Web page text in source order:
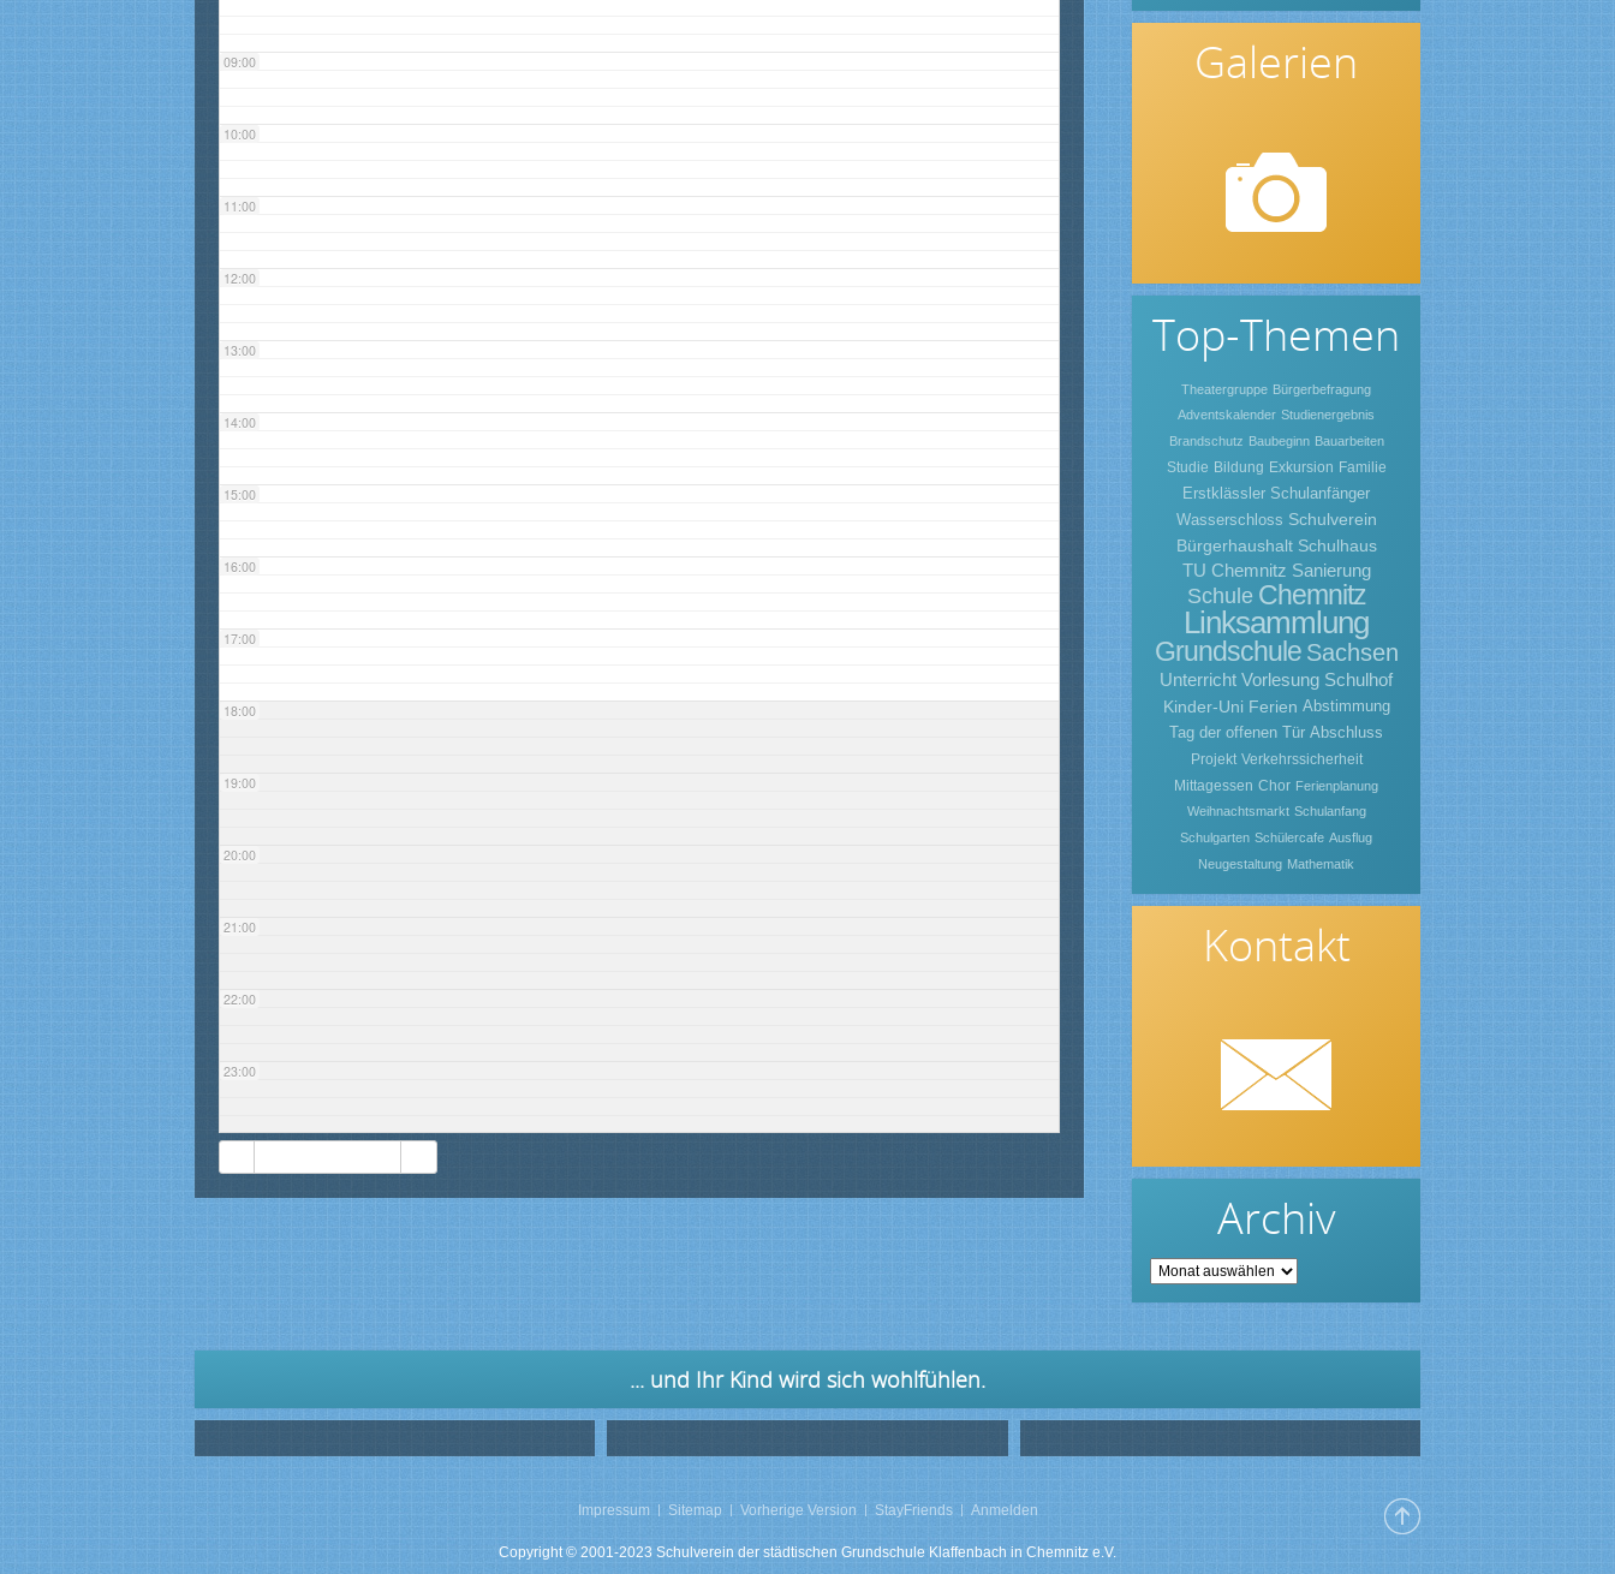
09:00
10:00
11:00
12:00
13:00
14:00
15:00
16:00
17:00
18:00
19:00
20:00
21:00
22:00
23:00
Galerien
Top-Themen
Theatergruppe Bürgerbefragung
Adventskalender Studienergebnis
Brandschutz Baubeginn Bauarbeiten
Studie Bildung Exkursion Familie
Erstklässler Schulanfänger
Wasserschloss Schulverein
Bürgerhaushalt Schulhaus
TU Chemnitz Sanierung
Schule Chemnitz
Linksammlung
Grundschule Sachsen
Unterricht Vorlesung Schulhof
Kinder-Uni Ferien Abstimmung
Tag der offenen Tür Abschluss
Projekt Verkehrssicherheit
Mittagessen Chor Ferienplanung
Weihnachtsmarkt Schulanfang
Schulgarten Schülercafe Ausflug
Neugestaltung Mathematik
Kontakt
Archiv
Archiv
... und Ihr Kind wird sich wohlfühlen.
Impressum Sitemap Vorherige Version StayFriends Anmelden
Copyright © 2001-2023 Schulverein der städtischen Grundschule Klaffenbach in Chemnitz e.V.